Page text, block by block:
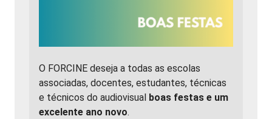
O FORCINE deseja a todas as escolas
associadas, docentes, estudantes, técnicas
e técnicos do audiovisual boas festas e um
excelente ano novo.